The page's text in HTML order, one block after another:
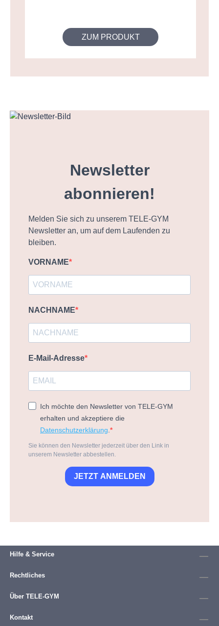
ZUM PRODUKT
Newsletter
abonnieren!
Melden Sie sich zu unserem TELE-GYM
Newsletter an, um auf dem Laufenden zu
bleiben.
VORNAME
NACHNAME
E-Mail-Adresse
Ich möchte den Newsletter von TELE-GYM
erhalten und akzeptiere die
Datenschutzerklärung
Sie können den Newsletter jederzeit über den Link in
unserem Newsletter abbestellen.
JETZT ANMELDEN
Hilfe & Service
Rechtliches
Über TELE-GYM
Kontakt